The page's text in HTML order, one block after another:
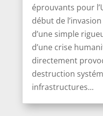
éprouvants pour
début de
d’une simple
d’une crise
directement
destruction
infrastructures...